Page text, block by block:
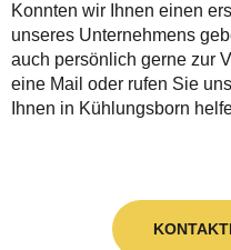
Konnten wir Ihnen einen
unseres Unternehmens
auch persönlich gerne zur
eine Mail oder rufen Sie
Ihnen in Kühlungsborn